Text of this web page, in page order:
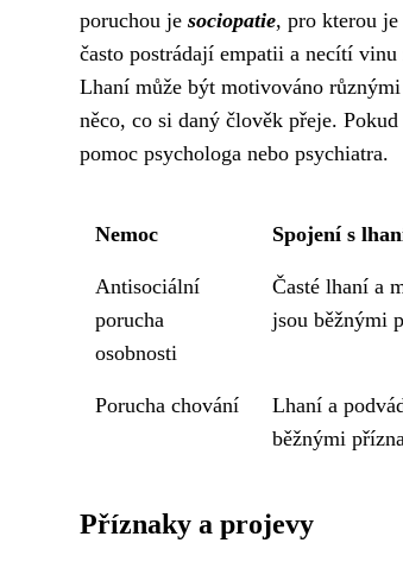
poruchou je sociopatie, pro kterou
často postrádají empatii a necítí
Lhaní může být motivováno
něco, co si daný člověk přeje.
pomoc psychologa nebo psychiatra.
Nemoc Spojení s
Antisociální
porucha
osobnosti
Časté lhaní a
jsou běžnými
Porucha chování
Lhaní a
běžnými
Příznaky a projevy